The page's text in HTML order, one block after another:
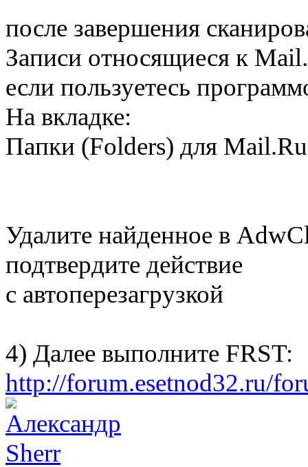
после завершения
Записи относящиеся к
если пользуетесь
На вкладке:
Папки (Folders) для
Удалите найденное в
подтвердите действие
с автоперезагрузкой
4) Далее выполните FRST:
http://forum.esetnod32.ru/